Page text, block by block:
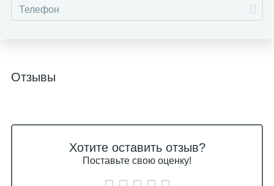
Отзывы
Хотите оставить отзыв?
Поставьте свою оценку!